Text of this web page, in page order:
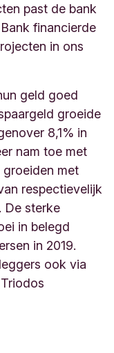
past de bank
financierde
in ons
geld goed
groeide
8,1% in
nam toe met
met
respectievelijk
De sterke
in belegd
in 2019.
ook via